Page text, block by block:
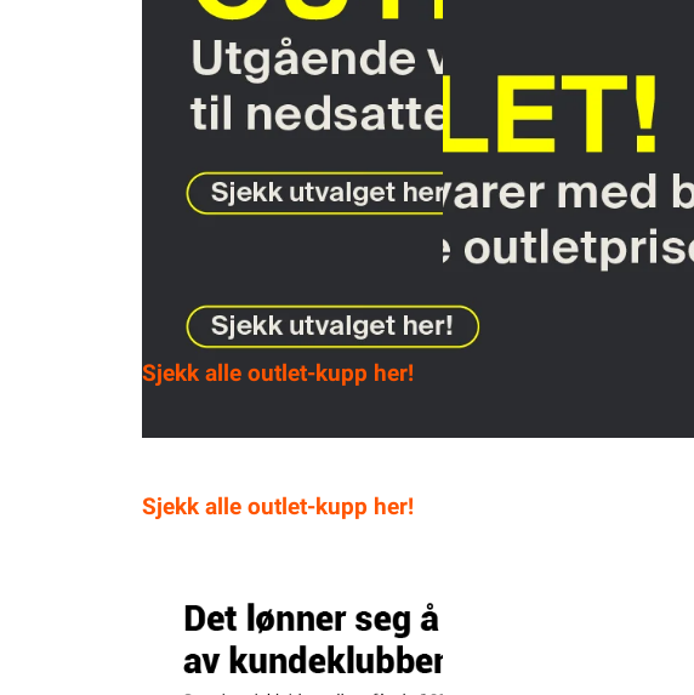
Sjekk alle outlet-kupp her!
Sjekk alle outlet-kupp her!